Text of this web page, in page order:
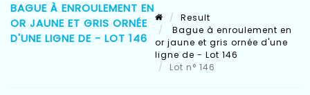
BAGUE À ENROULEMENT EN
OR JAUNE ET GRIS ORNÉE
D'UNE LIGNE DE - LOT 146
Result
Bague à enroulement en
or jaune et gris ornée d'une
ligne de - Lot 146
Lot n° 146